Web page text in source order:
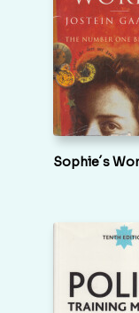
Sophie´s